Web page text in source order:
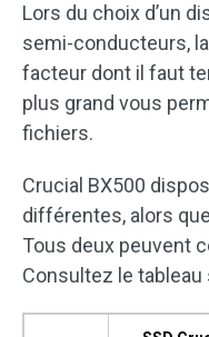
Lors du choix d’un
semi-conducteurs,
facteur dont il faut
plus grand vous
fichiers.
Crucial BX500
différentes, alors
Tous deux peuvent
Consultez le tableau